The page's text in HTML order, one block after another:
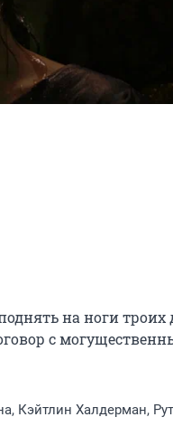
на ноги троих
с
Кэйтлин Халдерман,